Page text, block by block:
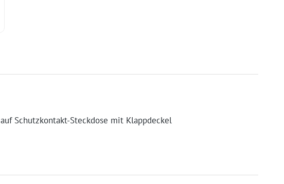
Schutzkontakt-Steckdose mit Klappdeckel